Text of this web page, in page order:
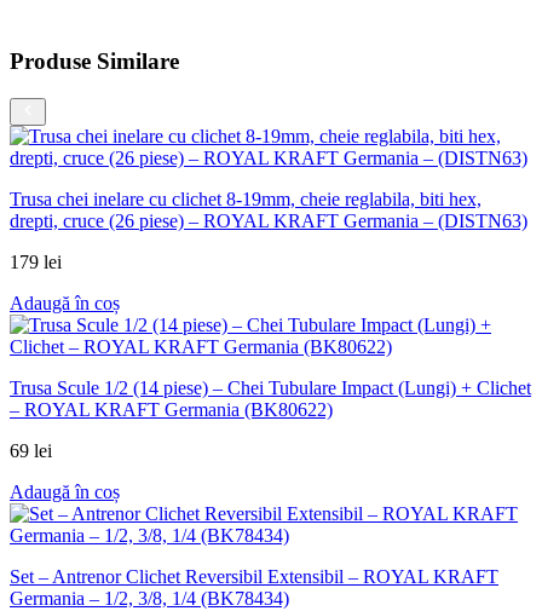
Produse Similare
Trusa chei inelare cu clichet 8-19mm, cheie reglabila, biti hex,
drepti, cruce (26 piese) – ROYAL KRAFT Germania – (DISTN63)
179 lei
Adaugă în coș
Trusa Scule 1/2 (14 piese) – Chei Tubulare Impact (Lungi) + Clichet
– ROYAL KRAFT Germania (BK80622)
69 lei
Adaugă în coș
Set – Antrenor Clichet Reversibil Extensibil – ROYAL KRAFT
Germania – 1/2, 3/8, 1/4 (BK78434)